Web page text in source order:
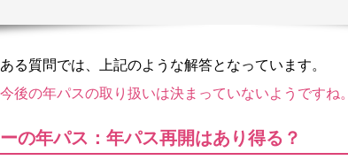
る質問では、上記のような解答となっています。
後の年パスの取り扱いは決まっていないようですね。
の年パス：年パス再開はあり得る？